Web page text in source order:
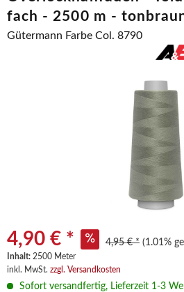
fach - 2500 m -
Gütermann Farbe Col. 8790
4,90 € * 4,95 € * (1.01%
Inhalt: 2500 Meter
inkl. MwSt. zzgl. Versandkosten
Sofort versandfertig, Lieferzeit 1-3